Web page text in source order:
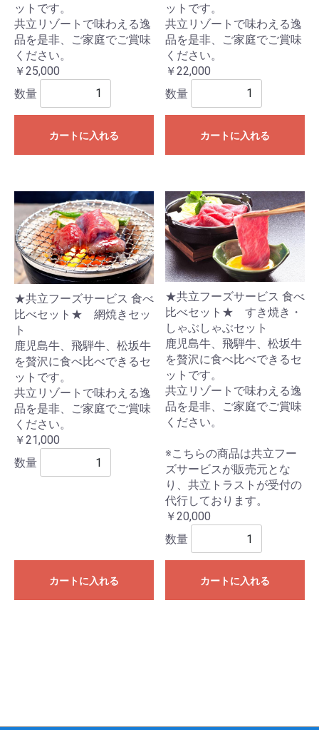
ットです。
共立リゾートで味わえる逸
品を是非、ご家庭でご賞味
ください。
￥25,000
数量
カートに入れる
ットです。
共立リゾートで味わえる逸
品を是非、ご家庭でご賞味
ください。
￥22,000
数量
カートに入れる
★共立フーズサービス 食べ
比べセット★ 網焼きセッ
ト
鹿児島牛、飛騨牛、松坂牛
を贅沢に食べ比べできるセ
ットです。
共立リゾートで味わえる逸
品を是非、ご家庭でご賞味
ください。
￥21,000
数量
カートに入れる
★共立フーズサービス 食べ
比べセット★ すき焼き・
しゃぶしゃぶセット
鹿児島牛、飛騨牛、松坂牛
を贅沢に食べ比べできるセ
ットです。
共立リゾートで味わえる逸
品を是非、ご家庭でご賞味
ください。
※こちらの商品は共立フー
ズサービスが販売元とな
り、共立トラストが受付の
代行しております。
￥20,000
数量
カートに入れる